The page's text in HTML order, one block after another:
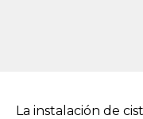
La instalación de